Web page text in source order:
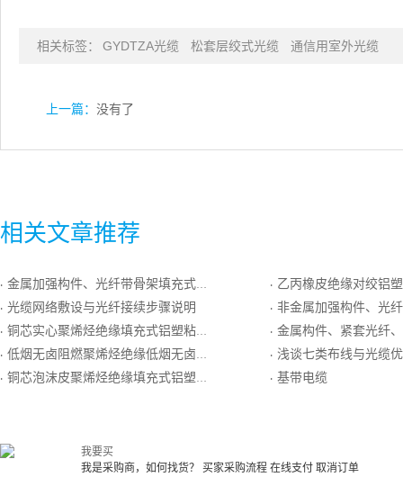
相关标签： GYDTZA光缆 松套层绞式光缆 通信用室外光缆
上一篇： 没有了
相关文章推荐
· 金属加强构件、光纤带骨架填充式、铝－聚乙烯粘结护套、单细圆钢丝铠装、防白蚁套通信用室外光缆
· 光缆网络敷设与光纤接续步骤说明
· 铜芯实心聚烯烃绝缘填充式铝塑粘结综合护套单层粗钢丝绕包铠装聚乙烯套市内通信电缆
· 低烟无卤阻燃聚烯烃绝缘低烟无卤阻燃聚烯烃护套最高传输频率100MHz数字通信用主干对绞电缆
· 铜芯泡沫皮聚烯烃绝缘填充式铝塑粘结综合护套双层钢带绕包铠装聚乙烯套市内通信电缆
· 乙丙橡皮绝缘对绞铝塑复合带双层分屏蔽和单层屏蔽氯化聚乙烯橡皮护
· 非金属加强构件、光纤带中心管填充式、聚乙烯护
· 金属构件、紧套光纤、聚氯乙烯护套室
· 浅谈七类布线与光缆
· 基带电缆
我要买
我是采购商，如何找货？
买家采购流程 在线支付 取消订单